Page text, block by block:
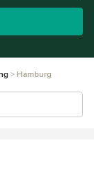
Hamburg